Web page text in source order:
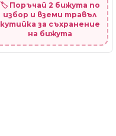
🏷️ Поръчай 2 бижута по
избор и вземи травъл
кутийка за съхранение
на бижута